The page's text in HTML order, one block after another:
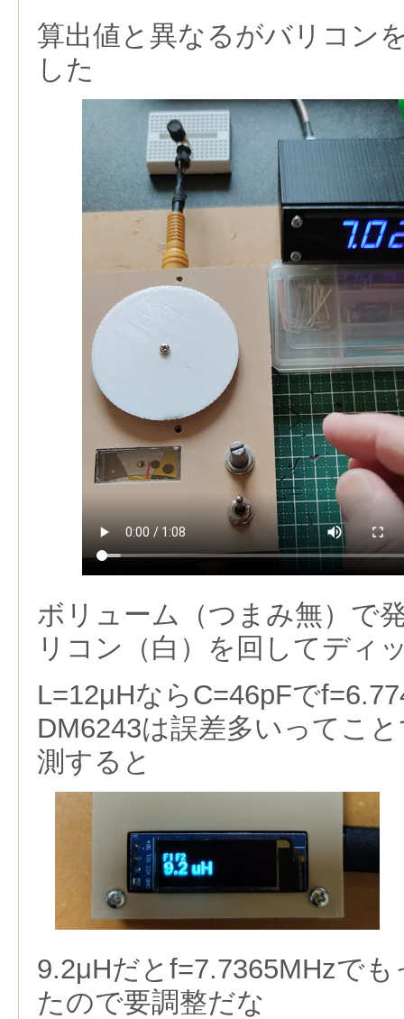
算出値と異なるがバリコン
した
ボリューム（つまみ無）で
リコン（白）を回してディ
L=12μHならC=46pFで
DM6243は誤差多いってこ
測すると
9.2μHだとf=7.7365MHzで
たので要調整だな